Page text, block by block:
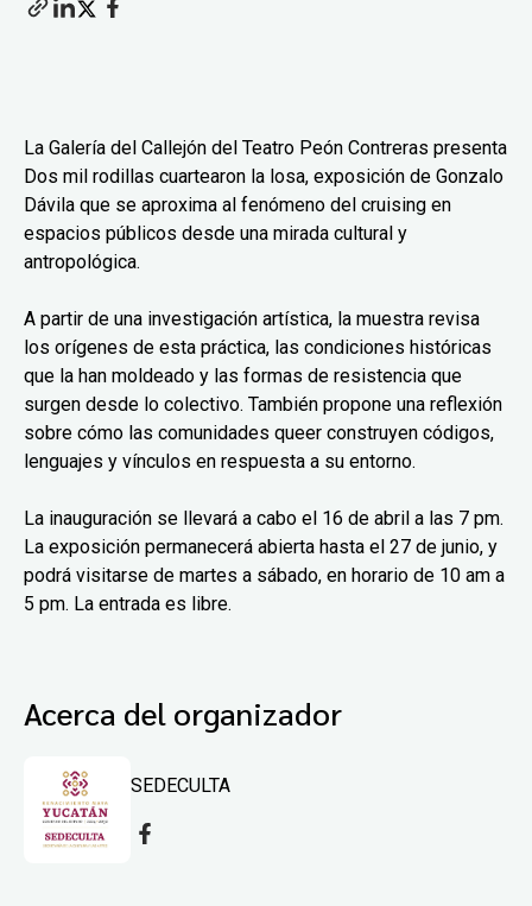
La Galería del Callejón del Teatro Peón Contreras presenta
Dos mil rodillas cuartearon la losa, exposición de Gonzalo
Dávila que se aproxima al fenómeno del cruising en
espacios públicos desde una mirada cultural y
antropológica.
A partir de una investigación artística, la muestra revisa
los orígenes de esta práctica, las condiciones históricas
que la han moldeado y las formas de resistencia que
surgen desde lo colectivo. También propone una reflexión
sobre cómo las comunidades queer construyen códigos,
lenguajes y vínculos en respuesta a su entorno.
La inauguración se llevará a cabo el 16 de abril a las 7 pm.
La exposición permanecerá abierta hasta el 27 de junio, y
podrá visitarse de martes a sábado, en horario de 10 am a
5 pm. La entrada es libre.
Acerca del organizador
SEDECULTA